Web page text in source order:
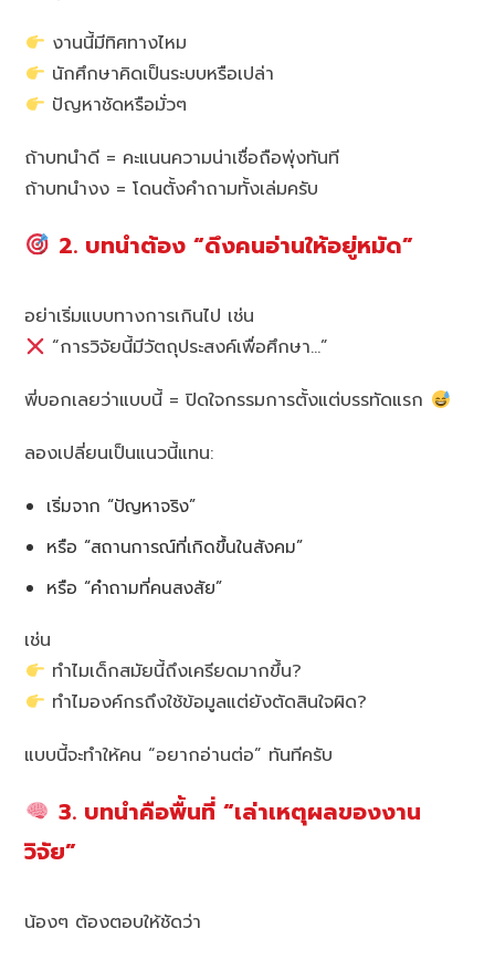
งานนี้มีทิศทางไหม
นักศึกษาคิดเป็นระบบหรือเปล่า
ปัญหาชัดหรือมั่วๆ
ถ้าบทนำดี = คะแนนความน่าเชื่อถือพุ่งทันที
ถ้าบทนำงง = โดนตั้งคำถามทั้งเล่มครับ
2. บทนำต้อง “ดึงคนอ่านให้อยู่หมัด”
อย่าเริ่มแบบทางการเกินไป เช่น
“การวิจัยนี้มีวัตถุประสงค์เพื่อศึกษา…”
พี่บอกเลยว่าแบบนี้ = ปิดใจกรรมการตั้งแต่บรรทัดแรก
ลองเปลี่ยนเป็นแนวนี้แทน:
เริ่มจาก “ปัญหาจริง”
หรือ “สถานการณ์ที่เกิดขึ้นในสังคม”
หรือ “คำถามที่คนสงสัย”
เช่น
ทำไมเด็กสมัยนี้ถึงเครียดมากขึ้น?
ทำไมองค์กรถึงใช้ข้อมูลแต่ยังตัดสินใจผิด?
แบบนี้จะทำให้คน “อยากอ่านต่อ” ทันทีครับ
3. บทนำคือพื้นที่ “เล่าเหตุผลของงาน
วิจัย”
น้องๆ ต้องตอบให้ชัดว่า